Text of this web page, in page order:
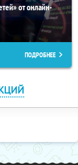
от онлайн-
ПОДРОБНЕЕ